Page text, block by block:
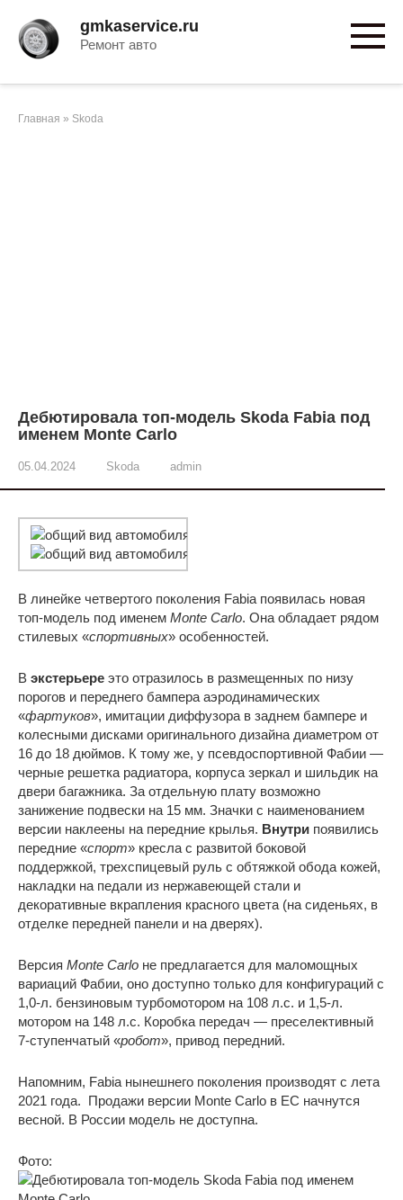
контенту
gmkaservice.ru
Ремонт авто
Главная » Skoda
Дебютировала топ-модель Skoda Fabia под
именем Monte Carlo
05.04.2024 Skoda admin
В линейке четвертого поколения Fabia появилась новая
топ-модель под именем Monte Carlo. Она обладает рядом
стилевых «спортивных» особенностей.
В экстерьере это отразилось в размещенных по низу
порогов и переднего бампера аэродинамических
«фартуков», имитации диффузора в заднем бампере и
колесными дисками оригинального дизайна диаметром от
16 до 18 дюймов. К тому же, у псевдоспортивной Фабии —
черные решетка радиатора, корпуса зеркал и шильдик на
двери багажника. За отдельную плату возможно
занижение подвески на 15 мм. Значки с наименованием
версии наклеены на передние крылья. Внутри появились
передние «спорт» кресла с развитой боковой
поддержкой, трехспицевый руль с обтяжкой обода кожей,
накладки на педали из нержавеющей стали и
декоративные вкрапления красного цвета (на сиденьях, в
отделке передней панели и на дверях).
Версия Monte Carlo не предлагается для маломощных
вариаций Фабии, оно доступно только для конфигураций с
1,0-л. бензиновым турбомотором на 108 л.с. и 1,5-л.
мотором на 148 л.с. Коробка передач — преселективный
7-ступенчатый «робот», привод передний.
Напомним, Fabia нынешнего поколения производят с лета
2021 года. Продажи версии Monte Carlo в ЕС начнутся
весной. В России модель не доступна.
Фото: